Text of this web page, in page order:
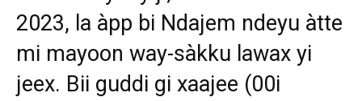
2023, la àpp bi Ndajem ndeyu àtte
mi mayoon way-sàkku lawax yi
jeex. Bii guddi gi xaajee (00i